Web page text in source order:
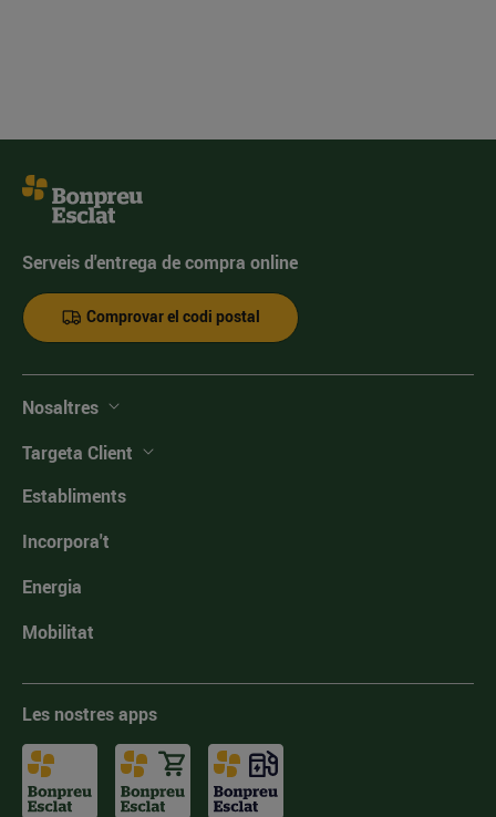
Serveis d'entrega de compra online
Comprovar el codi postal
Nosaltres
Targeta Client
Establiments
Incorpora't
Energia
Mobilitat
Les nostres apps